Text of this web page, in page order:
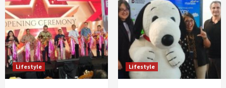
Lifestyle Lifestyle